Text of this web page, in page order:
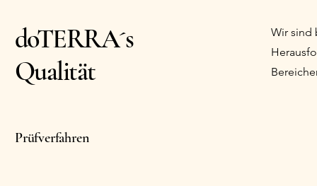
doTERRA´s
Qualität
Prüfverfahren
Wir sind